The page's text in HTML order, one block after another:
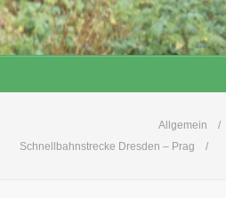
Allgemein
Schnellbahnstrecke Dresden – Prag